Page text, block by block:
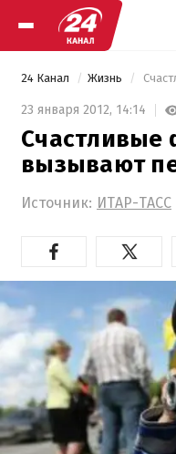
24 Канал Жизнь
23 января 2012, 14:14
Счастливые
вызывают
Источник: ИТАР-ТАСС